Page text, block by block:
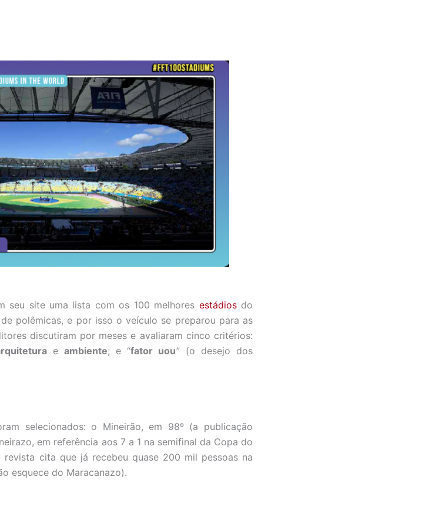
seu site uma lista com os 100 melhores estádiosdo
polêmicas, e por isso o veículo se preparou para as
discutiram por meses e avaliaram cinco critérios:
e ambiente; e “fator uou” (o desejo dos
selecionados: o Mineirão, em 98º (a publicação
em referência aos 7 a 1 na semifinal da Copa do
cita que já recebeu quase 200 mil pessoas na
esquece do Maracanazo).